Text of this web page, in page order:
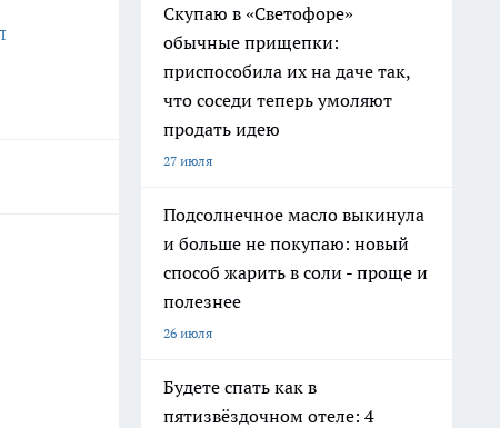
Скупаю в «Светофоре»
обычные прищепки:
приспособила их на даче так,
что соседи теперь умоляют
продать идею
27 июля
Подсолнечное масло выкинула
и больше не покупаю: новый
способ жарить в соли - проще и
полезнее
26 июля
Будете спать как в
пятизвёздочном отеле: 4